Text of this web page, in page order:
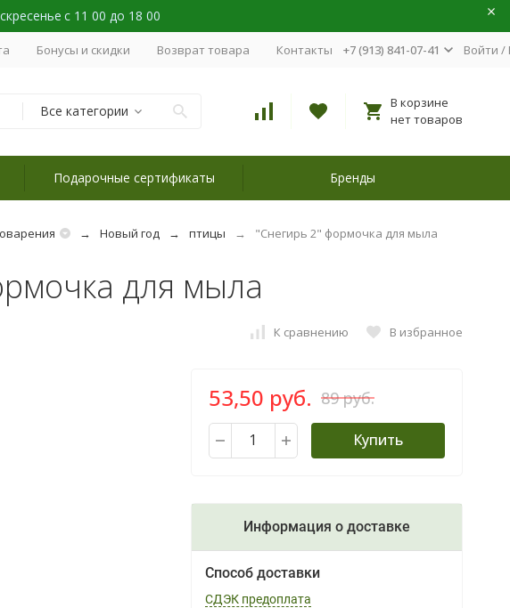
с 11 00 до 18 00
Бонусы и скидки Возврат товара Контакты +7 (913) 841-07-41 Войти /
Все категории
В корзине
нет товаров
Подарочные сертификаты Бренды
Новый год птицы "Снегирь 2" формочка для мыла
для мыла
К сравнению В избранное
53,50 руб. 89 руб.
Купить
Информация о доставке
Способ доставки
СДЭК предоплата